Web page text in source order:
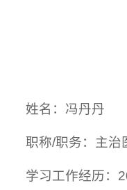
姓名：冯丹丹
职称/职务：主治
学习工作经历：